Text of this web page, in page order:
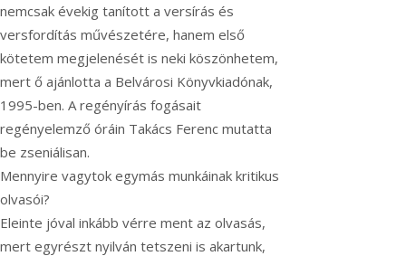
nemcsak évekig tanított a versírás és
versfordítás művészetére, hanem első
kötetem megjelenését is neki köszönhetem,
mert ő ajánlotta a Belvárosi Könyvkiadónak,
1995-ben. A regényírás fogásait
regényelemző óráin Takács Ferenc mutatta
be zseniálisan.
Mennyire vagytok egymás munkáinak kritikus
olvasói?
Eleinte jóval inkább vérre ment az olvasás,
mert egyrészt nyilván tetszeni is akartunk,